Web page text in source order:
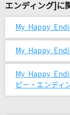
アンダーグラフ
[生音]水平線
back number
慟哭
工藤静香
エンディング]に
My Happy
My Happy
My Happy
ピー・エンディ